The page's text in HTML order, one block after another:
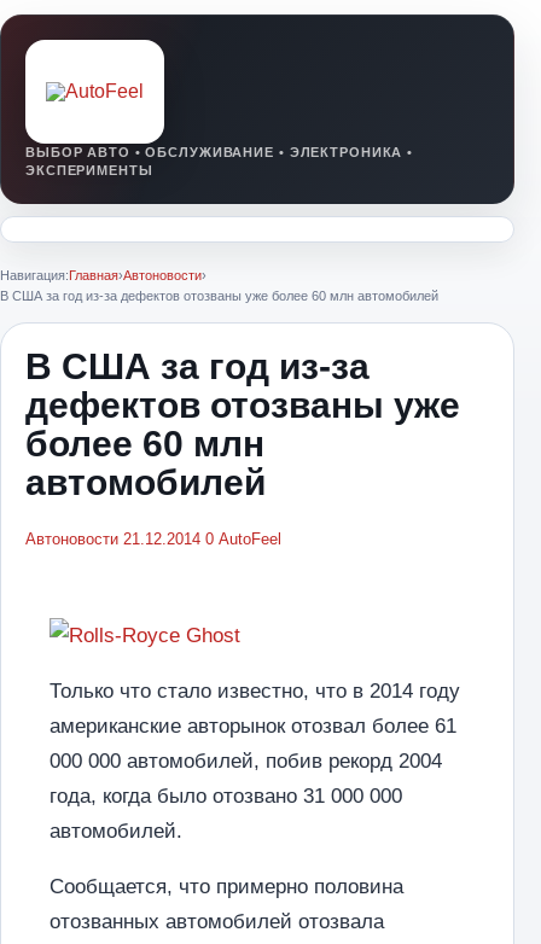
Навигация:Главная›Автоновости›
В США за год из-за дефектов отозваны уже более 60 млн автомобилей
В США за год из-за
дефектов отозваны уже
более 60 млн
автомобилей
Автоновости 21.12.2014 0 AutoFeel
Только что стало известно, что в 2014 году
американские авторынок отозвал более 61
000 000 автомобилей, побив рекорд 2004
года, когда было отозвано 31 000 000
автомобилей.
Сообщается, что примерно половина
отозванных автомобилей отозвала